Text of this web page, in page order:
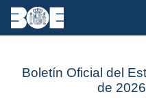
Boletín Oficial del
de